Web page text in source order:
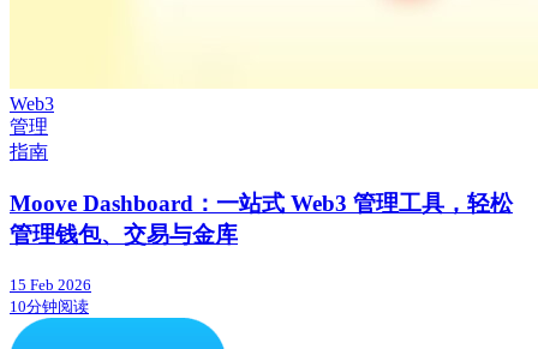
Web3
管理
指南
Moove Dashboard：一站式 Web3 管理工具，轻松
管理钱包、交易与金库
15 Feb 2026
10分钟阅读